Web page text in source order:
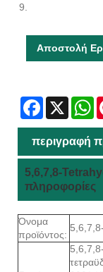
9.
Αποστολή
Facebook
X
περιγραφή
5,6,7,8-
πληροφορίες
Όνομα
προϊόντος: